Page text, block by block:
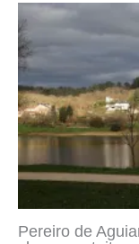
Pereiro de